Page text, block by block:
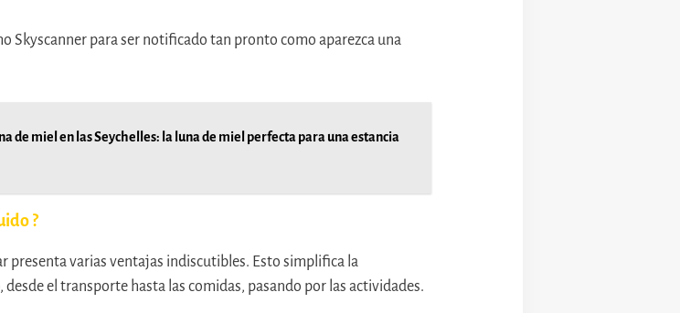
Skyscanner para ser notificado tan pronto como aparezca una
de miel en las Seychelles: la luna de miel perfecta para una estancia
?
presenta varias ventajas indiscutibles. Esto simplifica la
el transporte hasta las comidas, pasando por las actividades.